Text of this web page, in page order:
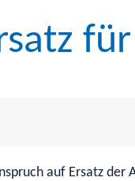
auf Ersatz der